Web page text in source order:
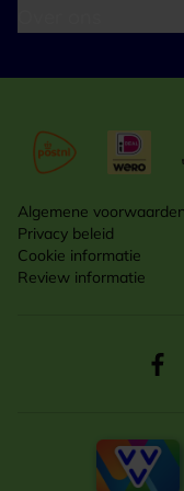
Algemene voorwaarden
Privacy beleid
Cookie informatie
Review informatie